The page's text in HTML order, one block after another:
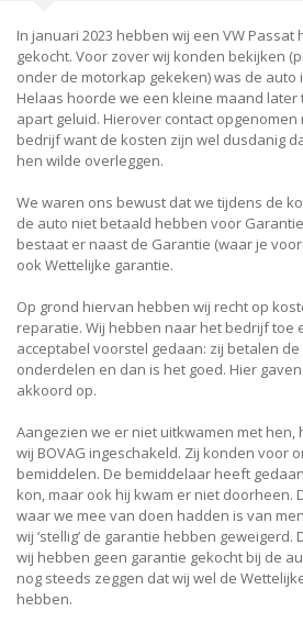
In januari 2023 hebben wij een VW Passat
gekocht. Voor zover wij konden bekijken
onder de motorkap gekeken) was de auto
Helaas hoorde we een kleine maand later
apart geluid. Hierover contact opgenomen
bedrijf want de kosten zijn wel dusdanig
hen wilde overleggen.
We waren ons bewust dat we tijdens de
de auto niet betaald hebben voor
bestaat er naast de Garantie (waar je
ook Wettelijke garantie.
Op grond hiervan hebben wij recht op
reparatie. Wij hebben naar het bedrijf toe
acceptabel voorstel gedaan: zij betalen de
onderdelen en dan is het goed. Hier
akkoord op.
Aangezien we er niet uitkwamen met hen,
wij BOVAG ingeschakeld. Zij konden voor
bemiddelen. De bemiddelaar heeft
kon, maar ook hij kwam er niet doorheen.
waar we mee van doen hadden is van
wij ‘stellig’ de garantie hebben geweigerd.
wij hebben geen garantie gekocht bij de
nog steeds zeggen dat wij wel de
hebben.